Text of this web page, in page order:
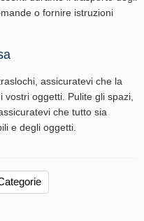
o fornire istruzioni
assicuratevi che la
oggetti. Pulite gli spazi,
che tutto sia
e degli oggetti.